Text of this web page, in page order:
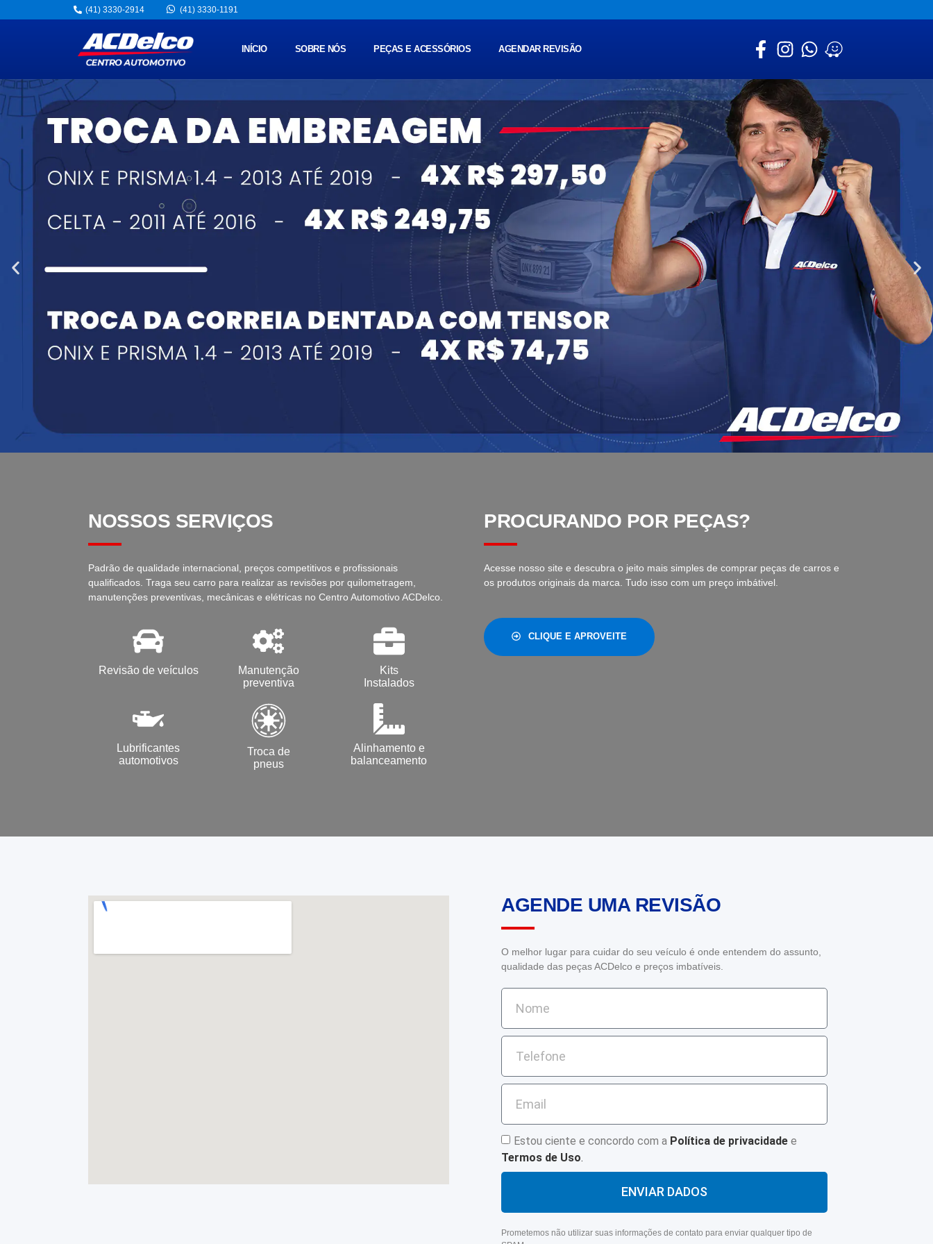
(41) 3330-2914 (41) 3330-1191
INÍCIO SOBRE NÓS PEÇAS E ACESSÓRIOS AGENDAR REVISÃO
NOSSOS SERVIÇOS
Padrão de qualidade internacional, preços competitivos e profissionais
qualificados. Traga seu carro para realizar as revisões por quilometragem,
manutenções preventivas, mecânicas e elétricas no Centro Automotivo ACDelco.
Revisão de veículos
Manutenção
preventiva
Kits
Instalados
Lubrificantes
automotivos
Troca de
pneus
Alinhamento e
balanceamento
PROCURANDO POR PEÇAS?
Acesse nosso site e descubra o jeito mais simples de comprar peças de carros e
os produtos originais da marca. Tudo isso com um preço imbátivel.
CLIQUE E APROVEITE
AGENDE UMA REVISÃO
O melhor lugar para cuidar do seu veículo é onde entendem do assunto,
qualidade das peças ACDelco e preços imbatíveis.
Estou ciente e concordo com a Política de privacidade e
Termos de Uso.
ENVIAR DADOS
Prometemos não utilizar suas informações de contato para enviar qualquer tipo de